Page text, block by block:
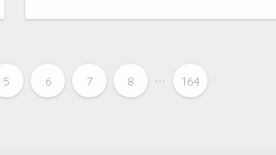
5 6 7 8 ... 164